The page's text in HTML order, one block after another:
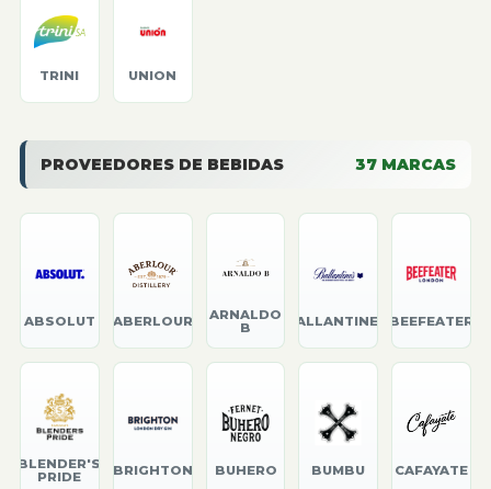
TRINI UNION
PROVEEDORES DE BEBIDAS 37 MARCAS
ABSOLUT ABERLOUR
ARNALDO
B
BALLANTINE'S BEEFEATER
BLENDER'S
PRIDE
BRIGHTON BUHERO BUMBU CAFAYATE